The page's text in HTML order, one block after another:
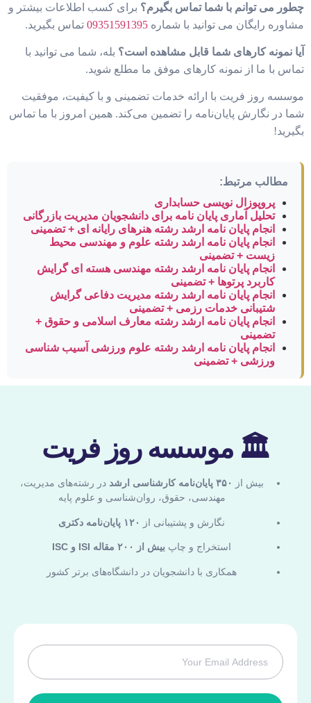
چطور می توانم با شما تماس بگیرم؟ برای کسب اطلاعات بیشتر و
مشاوره رایگان می توانید با شماره 09351591395 تماس بگیرید.
آیا نمونه کارهای شما قابل مشاهده است؟ بله، شما می توانید با
تماس با ما از نمونه کارهای موفق ما مطلع شوید.
موسسه روز فریت با ارائه خدمات تضمینی و با کیفیت، موفقیت
شما در نگارش پایان‌نامه را تضمین می‌کند. همین امروز با ما تماس
بگیرید!
مطالب مرتبط:
پروپوزال نویسی حسابداری
تحلیل آماری پایان نامه برای دانشجویان مدیریت بازرگانی
انجام پایان نامه ارشد رشته هنرهای رایانه ای + تضمینی
انجام پایان نامه ارشد رشته علوم و مهندسی محیط
زیست + تضمینی
انجام پایان نامه ارشد رشته مهندسی هسته ای گرایش
کاربرد پرتوها + تضمینی
انجام پایان نامه ارشد رشته مدیریت دفاعی گرایش
شتیبانی خدمات رزمی + تضمینی
انجام پایان نامه ارشد رشته معارف اسلامی و حقوق +
تضمینی
انجام پایان نامه ارشد رشته علوم ورزشی آسیب شناسی
ورزشی + تضمینی
🏛 موسسه روز فریت
بیش از ۳۵۰ پایان‌نامه کارشناسی ارشد
در رشته‌های مدیریت،
مهندسی، حقوق، روان‌شناسی و علوم پایه
نگارش و پشتیبانی از ۱۲۰ پایان‌نامه دکتری
استخراج و چاپ بیش از ۲۰۰ مقاله ISI و ISC
همکاری با دانشجویان در دانشگاه‌های برتر کشور